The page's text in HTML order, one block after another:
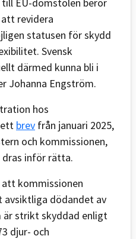
revidera
statusen för skydd
Svensk
därmed kunna bli i
Johanna Engström.
hos
brev från januari 2025,
och kommissionen,
dras inför rätta.
kommissionen
avsiktliga dödandet av
är strikt skyddad enligt
djur- och